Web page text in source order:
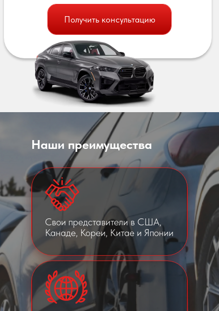
Получить консультацию
Наши преимущества
Свои представители в США,
Канаде, Кореи, Китае и Японии